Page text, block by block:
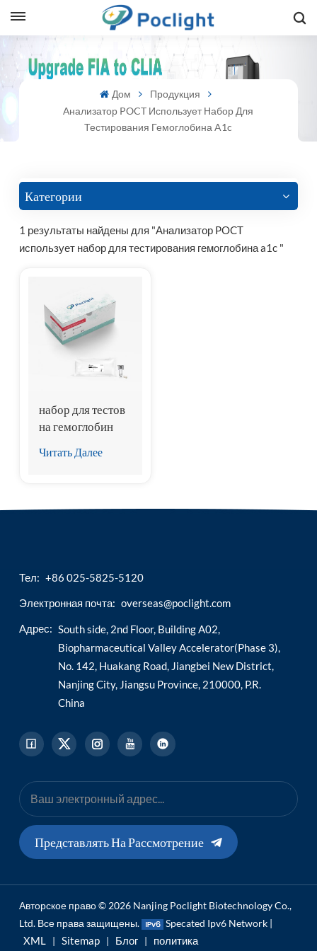
Дом
Продукция
Анализатор POCT Использует Набор Для
Тестирования Гемоглобина A1c
Категории
1 результаты найдены для "Анализатор POCT
использует набор для тестирования гемоглобина a1c "
набор для тестов
на гемоглобин
Читать Далее
Тел: +86 025-5825-5120
Электронная почта: overseas@poclight.com
Адрес: South side, 2nd Floor, Building A02,
Biopharmaceutical Valley Accelerator(Phase 3),
No. 142, Huakang Road, Jiangbei New District,
Nanjing City, Jiangsu Province, 210000, P.R.
China
Представлять На Рассмотрение
Авторское право © 2026 Nanjing Poclight Biotechnology Co.,
Ltd. Все права защищены.
Specated Ipv6 Network |
XML | Sitemap | Блог | политика